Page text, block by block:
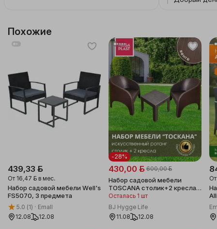
Похожие
439,33 ƃ
От 16,47 ƃ в мес.
Набор садовой мебели Well's
FS5070, 3 предмета
5.0 (1)
Emall
12.08
12.08
-28%
430,00 ƃ 600,00 ƃ
Набор садовой мебели
TOSCANA столик+2 кресла,
венге, Mega-Plast
Осталась 1 шт
BJ Hygge Life
11.08
12.08